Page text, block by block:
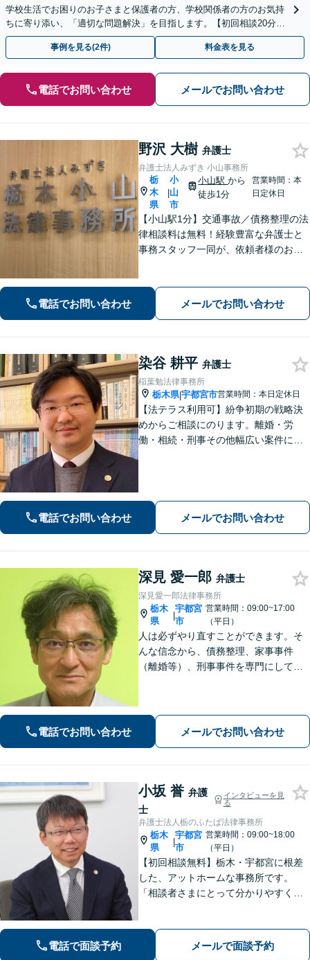
学校生活でお困りのお子さまと保護者の方、学校関係者の方のお気持
ちに寄り添い、「適切な問題解決」を目指します。【初回相談20分無
料】
事例を見る(2件) 料金表を見る
電話でお問い合わせ メールでお問い合わせ
野沢 大樹 弁護士
弁護士法人みずき 小山事務所
栃
木
県
|
小
山
市
小山駅から
徒歩1分
営業時間：本
日定休日
【小山駅1分】交通事故／債務整理の法
律相談料は無料！経験豊富な弁護士と
事務スタッフ一同が、依頼者様のお悩
観点から解決策をご提案してまいりま
す。【休日・夜間対応】
電話でお問い合わせ メールでお問い合わせ
染谷 耕平 弁護士
稲葉勉法律事務所
栃木県|宇都宮市営業時間：本日定休日
【法テラス利用可】紛争初期の戦略決
めからご相談にのります。離婚・労
働・相続・刑事その他幅広い案件につ
電話でお問い合わせ メールでお問い合わせ
深見 愛一郎 弁護士
深見愛一郎法律事務所
栃木
県
|
宇都宮
市
営業時間：09:00~17:00
（平日）
人は必ずやり直すことができます。そ
んな信念から、債務整理、家事事件
（離婚等）、刑事事件を専門にしてい
電話でお問い合わせ メールでお問い合わせ
小坂 誉 弁護
士
インタビューを見
る
弁護士法人栃のふたば法律事務所
栃木
県
|
宇都宮
市
営業時間：09:00~18:00
（平日）
【初回相談無料】栃木・宇都宮に根差
した、アットホームな事務所です。
「相談者さまにとって分かりやすく説
す。どんなことでも大丈夫。まずはお
気軽にご相談ください【無料駐車場あ
電話で面談予約 メールで面談予約